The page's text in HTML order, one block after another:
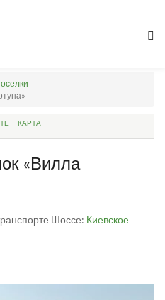
КАРТА
«Вилла
Шоссе: Киевское